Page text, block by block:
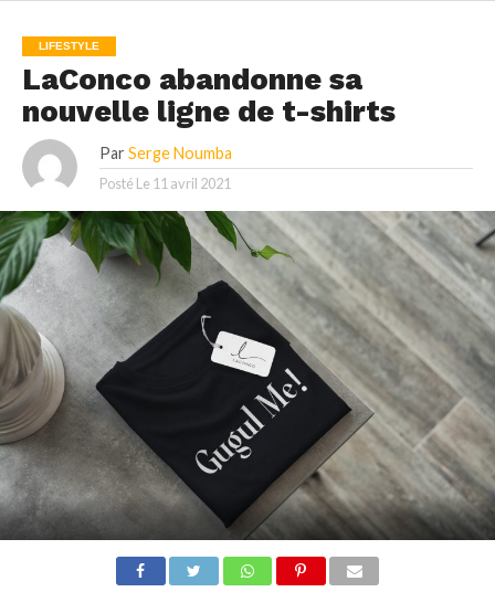
LIFESTYLE
LaConco abandonne sa
nouvelle ligne de t-shirts
Par Serge Noumba
Posté Le 11 avril 2021